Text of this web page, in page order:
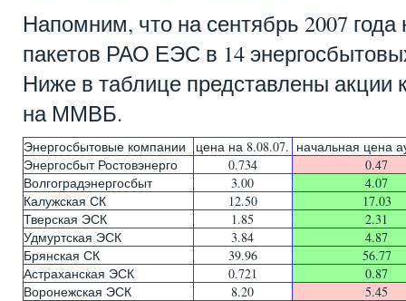
Напомним, что на сентябрь 2007
пакетов РАО ЕЭС в 14
Ниже в таблице представлены акции
на ММВБ.
Энергосбытовые компании цена на 8.08.07. начальная цена
Энергосбыт Ростовэнерго
0.734
0.47
Волгоградэнергосбыт
3.00
4.07
Калужская СК
12.50
17.03
Тверская ЭСК
1.85
2.31
Удмуртская ЭСК
3.84
4.87
Брянская СК
39.96
56.77
Астраханская ЭСК
0.721
0.87
Воронежская ЭСК
8.20 5.45